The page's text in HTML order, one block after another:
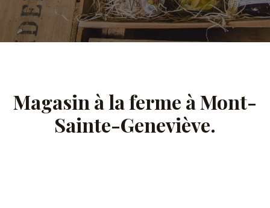
Magasin à la ferme à Mont-
Sainte-Geneviève.